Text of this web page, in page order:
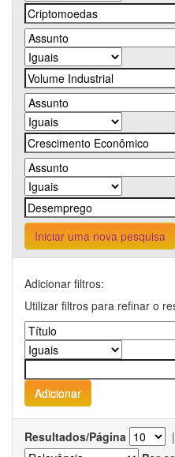
Iniciar uma nova pesquisa
Adicionar filtros:
Utilizar filtros para refinar o
Resultados/Página |